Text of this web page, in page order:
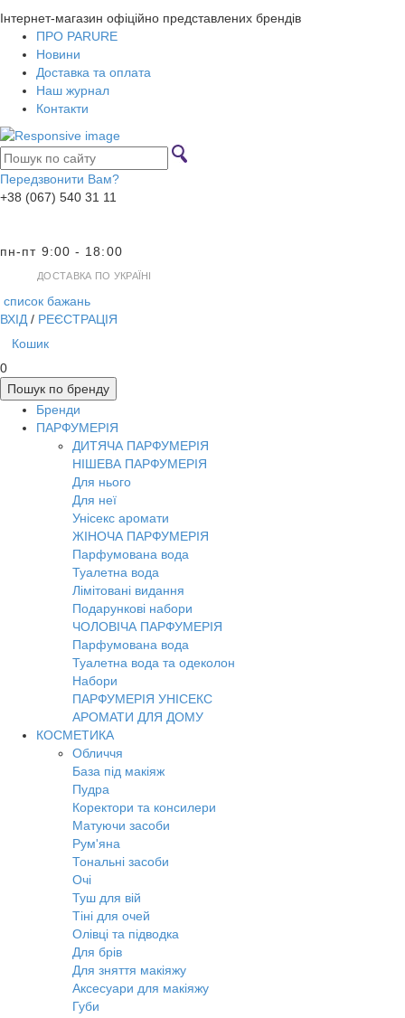
Інтернет-магазин офіційно представлених брендів
ПРО PARURE
Новини
Доставка та оплата
Наш журнал
Контакти
Передзвонити Вам?
+38 (067) 540 31 11
пн-пт 9:00 - 18:00
ДОСТАВКА ПО УКРАЇНІ
список бажань
ВХІД / РЕЄСТРАЦІЯ
Кошик
0
Пошук по бренду
Бренди
ПАРФУМЕРІЯ
ДИТЯЧА ПАРФУМЕРІЯ
НІШЕВА ПАРФУМЕРІЯ
Для нього
Для неї
Унісекс аромати
ЖІНОЧА ПАРФУМЕРІЯ
Парфумована вода
Туалетна вода
Лімітовані видання
Подарункові набори
ЧОЛОВІЧА ПАРФУМЕРІЯ
Парфумована вода
Туалетна вода та одеколон
Набори
ПАРФУМЕРІЯ УНІСЕКС
АРОМАТИ ДЛЯ ДОМУ
КОСМЕТИКА
Обличчя
База під макіяж
Пудра
Коректори та консилери
Матуючи засоби
Рум'яна
Тональні засоби
Очі
Туш для вій
Тіні для очей
Олівці та підводка
Для брів
Для зняття макіяжу
Аксесуари для макіяжу
Губи